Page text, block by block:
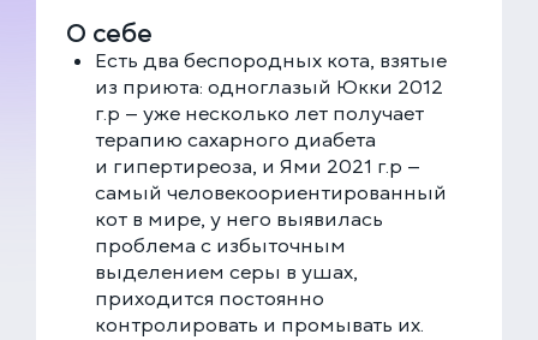
О себе
Есть два беспородных кота, взятые
из приюта: одноглазый Юкки 2012
г.р — уже несколько лет получает
терапию сахарного диабета
и гипертиреоза, и Ями 2021 г.р —
самый человекоориентированный
кот в мире, у него выявилась
проблема с избыточным
выделением серы в ушах,
приходится постоянно
контролировать и промывать их.